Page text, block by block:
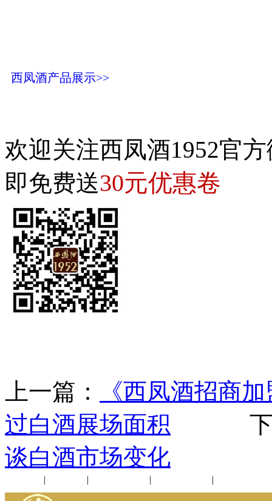
西凤酒产品展示>>
欢迎关注西凤酒1952官
即免费送30元优惠卷
上一篇：
《西凤酒招商
过白酒展场面积 下一
谈白酒市场变化
| | | |